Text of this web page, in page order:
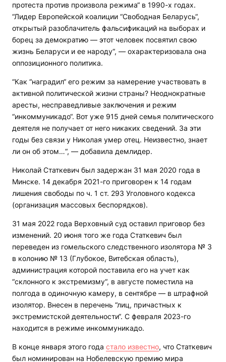
протеста против произвола режима“ в 1990-х годах.
“Лидер Европейской коалиции “Свободная Беларусь“,
открытый разоблачитель фальсификаций на выборах и
борец за демократию — этот человек посвятил свою
жизнь Беларуси и ее народу“, — охарактеризовала она
оппозиционного политика.
“Как “наградил“ его режим за намерение участвовать в
активной политической жизни страны? Неоднократные
аресты, несправедливые заключения и режим
“инкоммуникадо“. Вот уже 915 дней семья политического
деятеля не получает от него никаких сведений. За эти
годы без связи у Николая умер отец. Неизвестно, знает
ли он об этом…“, — добавила демлидер.
Николай Статкевич был задержан 31 мая 2020 года в
Минске. 14 декабря 2021-го приговорен к 14 годам
лишения свободы по ч. 1 ст. 293 Уголовного кодекса
(организация массовых беспорядков).
31 мая 2022 года Верховный суд оставил приговор без
изменений. 20 июня того же года Статкевич был
переведен из гомельского следственного изолятора № 3
в колонию № 13 (Глубокое, Витебская область),
администрация которой поставила его на учет как
“склонного к экстремизму“, в августе поместила на
полгода в одиночную камеру, в сентябре — в штрафной
изолятор. Внесен в перечень “лиц, причастных к
экстремистской деятельности“. С февраля 2023-го
находится в режиме инкоммуникадо.
В конце января этого года стало известно, что Статкевич
был номинирован на Нобелевскую премию мира